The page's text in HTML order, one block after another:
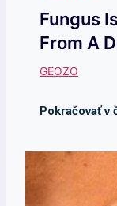
Fungus
From A